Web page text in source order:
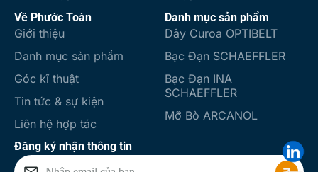
Về Phước Toàn
Giới thiệu
Danh mục sản phẩm
Góc kĩ thuật
Tin tức & sự kiện
Liên hệ hợp tác
Danh mục sản phẩm
Dây Curoa OPTIBELT
Bạc Đạn SCHAEFFLER
Bạc Đạn INA
SCHAEFFLER
Mỡ Bò ARCANOL
Đăng ký nhận thông tin